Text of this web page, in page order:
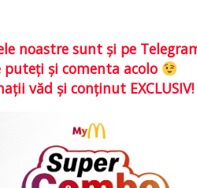
noastre sunt şi pe
puteţi şi comenta acolo
văd şi conţinut EXCLUSIV!